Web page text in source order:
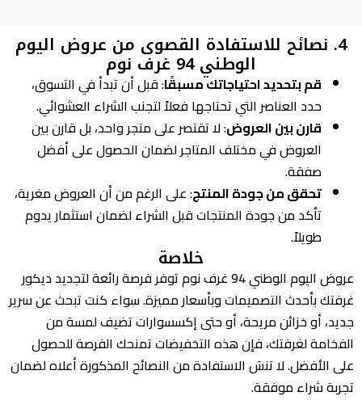
4. نصائح للاستفادة القصوى من عروض اليوم
الوطني 94 غرف نوم
قم بتحديد احتياجاتك مسبقًا: قبل أن تبدأ في التسوق،
حدد العناصر التي تحتاجها فعلاً لتجنب الشراء العشوائي.
قارن بين العروض: لا تقتصر على متجر واحد، بل قارن بين
العروض في مختلف المتاجر لضمان الحصول على أفضل
صفقة.
تحقق من جودة المنتج: على الرغم من أن العروض مغرية،
تأكد من جودة المنتجات قبل الشراء لضمان استثمار يدوم
طويلاً.
خلاصة
عروض اليوم الوطني 94 غرف نوم توفر فرصة رائعة لتجديد ديكور
غرفتك بأحدث التصميمات وبأسعار مميزة. سواء كنت تبحث عن سرير
جديد، أو خزائن مريحة، أو حتى إكسسوارات تضيف لمسة من
الفخامة لغرفتك، فإن هذه التخفيضات تمنحك الفرصة للحصول
على الأفضل. لا تنسَ الاستفادة من النصائح المذكورة أعلاه لضمان
تجربة شراء موفقة.